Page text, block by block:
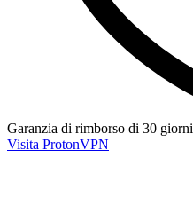
Garanzia di rimborso di 30 giorni
Visita ProtonVPN